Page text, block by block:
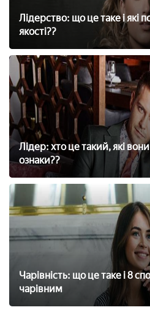
Лідерство: що це таке і які
якості??
Лідер: хто це такий, які вони
ознаки??
Чарівність: що це таке і 8
чарівним